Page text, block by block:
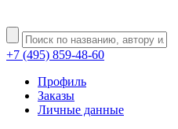
+7 (495) 859-48-60
Профиль
Заказы
Личные данные